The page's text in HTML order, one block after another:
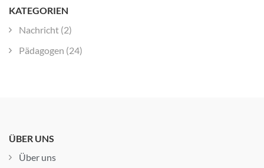
KATEGORIEN
Nachricht (2)
Pädagogen (24)
ÜBER UNS
Über uns